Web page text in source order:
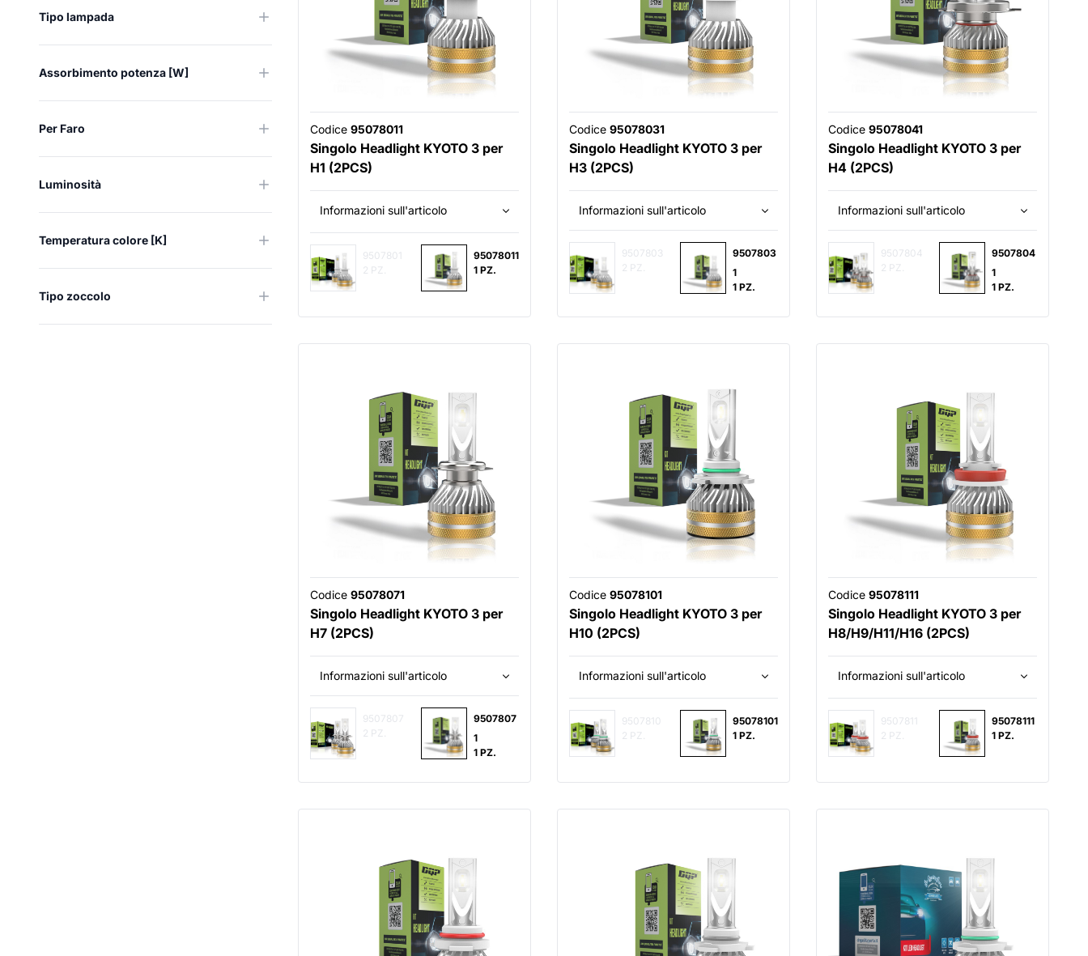
Tipo lampada
Assorbimento potenza [W]
Per Faro
Luminosità
Temperatura colore [K]
Tipo zoccolo
Codice 95078011
Singolo Headlight KYOTO 3 per
H1 (2PCS)
Informazioni sull'articolo
9507801
2 PZ.
95078011
1 PZ.
Codice 95078031
Singolo Headlight KYOTO 3 per
H3 (2PCS)
Informazioni sull'articolo
9507803
2 PZ.
9507803
1
1 PZ.
Codice 95078041
Singolo Headlight KYOTO 3 per
H4 (2PCS)
Informazioni sull'articolo
9507804
2 PZ.
9507804
1
1 PZ.
Codice 95078071
Singolo Headlight KYOTO 3 per
H7 (2PCS)
Informazioni sull'articolo
9507807
2 PZ.
9507807
1
1 PZ.
Codice 95078101
Singolo Headlight KYOTO 3 per
H10 (2PCS)
Informazioni sull'articolo
9507810
2 PZ.
95078101
1 PZ.
Codice 95078111
Singolo Headlight KYOTO 3 per
H8/H9/H11/H16 (2PCS)
Informazioni sull'articolo
9507811
2 PZ.
95078111
1 PZ.